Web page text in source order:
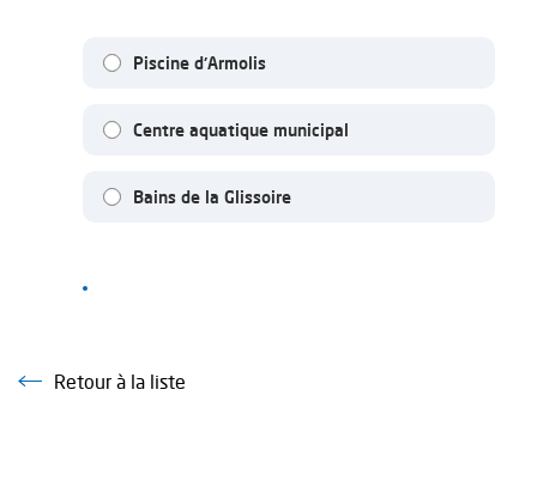
Piscine d'Armolis
Centre aquatique municipal
Bains de la Glissoire
Retour à la liste
Retour à la liste